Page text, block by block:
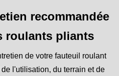
recommandée
roulants pliants
de votre fauteuil roulant
l'utilisation, du terrain et de